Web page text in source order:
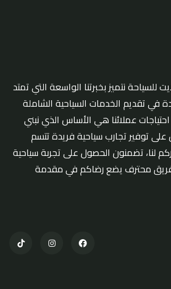
نتميز بخبرتنا الواسعة التي تمتد
في تقديم الخدمات السياحية الشاملة
عملائنا هي الأساس الذي نبني
على توفير تجارب سياحية فريدة تتسم
لنا، تضمنون الحصول على تجربة سياحية
محترف يضع رضاكم في مقدمة